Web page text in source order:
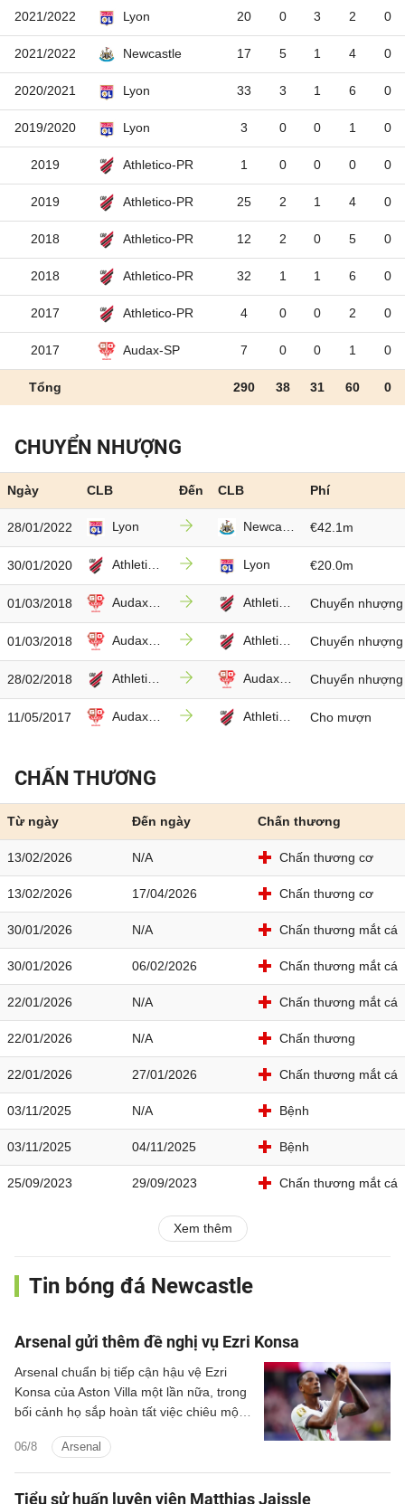
2021/2022 Lyon 20 0 3 2 0
2021/2022 Newcastle 17 5 1 4 0
2020/2021 Lyon 33 3 1 6 0
2019/2020 Lyon 3 0 0 1 0
2019 Athletico-PR 1 0 0 0 0
2019 Athletico-PR 25 2 1 4 0
2018 Athletico-PR 12 2 0 5 0
2018 Athletico-PR 32 1 1 6 0
2017 Athletico-PR 4 0 0 2 0
2017 Audax-SP 7 0 0 1 0
Tổng 290 38 31 60 0
CHUYỂN NHƯỢNG
Ngày CLB Đến CLB Phí
28/01/2022 Lyon Newcastle €42.1m
30/01/2020 Athletico-PR Lyon €20.0m
01/03/2018 Audax-SP Athletico-PR Chuyển
01/03/2018 Audax-SP Athletico-PR Chuyển
28/02/2018 Athletico-PR Audax-SP Chuyển
11/05/2017 Audax-SP Athletico-PR Cho mượn
CHẤN THƯƠNG
Từ ngày Đến ngày Chấn thương
13/02/2026 N/A Chấn thương cơ
13/02/2026 17/04/2026 Chấn thương cơ
30/01/2026 N/A Chấn thương mắt cá
30/01/2026 06/02/2026 Chấn thương mắt cá
22/01/2026 N/A Chấn thương mắt cá
22/01/2026 N/A Chấn thương
22/01/2026 27/01/2026 Chấn thương mắt cá
03/11/2025 N/A Bệnh
03/11/2025 04/11/2025 Bệnh
25/09/2023 29/09/2023 Chấn thương mắt cá
Xem thêm
Tin bóng đá Newcastle
Arsenal gửi thêm đề nghị vụ Ezri Konsa
06/8 Arsenal
Arsenal chuẩn bị tiếp cận hậu vệ Ezri
Konsa của Aston Villa một lần nữa, trong
bối cảnh họ sắp hoàn tất việc chiêu mộ
Newcastle.
Tiểu sử huấn luyện viên Matthias Jaissle